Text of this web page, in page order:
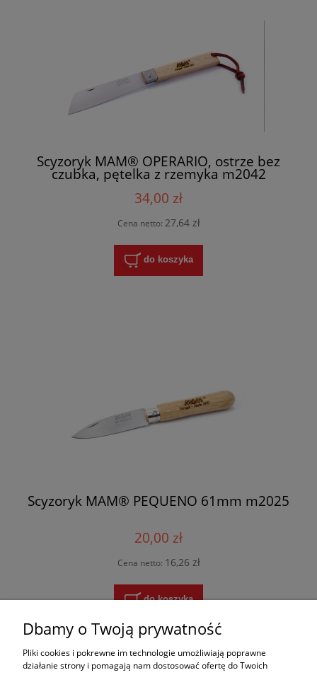
Scyzoryk MAM® OPERARIO, ostrze bez
czubka, pętelka z rzemyka m2042
34,00 zł
Cena netto: 27,64 zł
do koszyka
Scyzoryk MAM® PEQUENO 61mm m2025
20,00 zł
Cena netto: 16,26 zł
do koszyka
« 1 2 3 4 5
Dbamy o Twoją prywatność
Pliki cookies i pokrewne im technologie umożliwiają poprawne
działanie strony i pomagają nam dostosować ofertę do Twoich